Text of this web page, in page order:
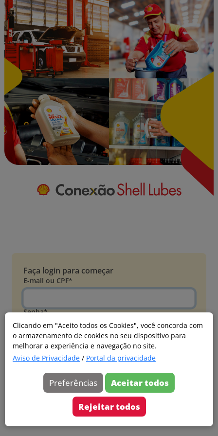
Clicando em "Aceito todos os Cookies", você concorda com
o armazenamento de cookies no seu dispositivo para
melhorar a experiência e navegação no site.
Aviso de Privacidade / Portal da privacidade
Preferências Aceitar todos
Rejeitar todos
Faça login para começar
E-mail ou CPF*
Senha*
Esqueci minha senha
Entrar
Acessar com Microsoft
Ainda não faz parte?
Cadastre-se
Versão 20260805.7